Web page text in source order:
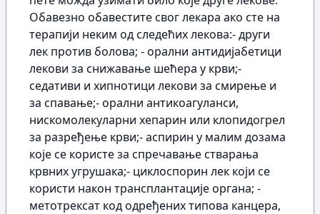
Обавезно обавестите свог лекара ако сте на
терапији неким од следећих лекова:- други
лек против болова; - орални антидијабетици
лекови за снижавање шећера у крви;-
седативи и хипнотици лекови за смирење и
за спавање;- орални антикоагуланси,
нискомолекуларни хепарин или клопидогрел
за разређење крви;- аспирин у малим дозама
које се користе за спречавање стварања
крвних угрушака;- циклоспорин лек који се
користи након трансплантације органа; -
метотрексат код одређених типова канцера,